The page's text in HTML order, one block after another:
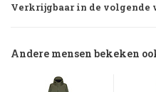
Verkrijgbaar in de volgende
Andere mensen bekeken